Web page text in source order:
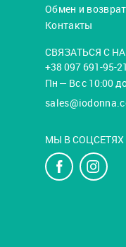
Обмен и возврат
Контакты
СВЯЗАТЬСЯ С
+38 097 691-95-
Пн — Вс с 10:00
МЫ В СОЦСЕТЯХ